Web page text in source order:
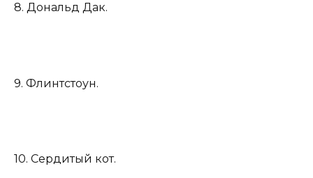
8. Дональд Дак.
9. Флинтстоун.
10. Сердитый кот.